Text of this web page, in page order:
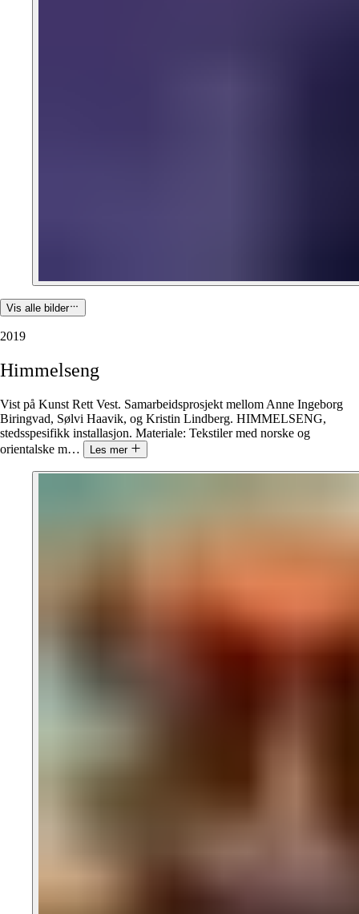
Vis alle bilder
2019
Himmelseng
Vist på Kunst Rett Vest. Samarbeidsprosjekt mellom Anne Ingeborg
Biringvad, Sølvi Haavik, og Kristin Lindberg. HIMMELSENG,
stedsspesifikk installasjon. Materiale: Tekstiler med norske og
orientalske m… Les mer